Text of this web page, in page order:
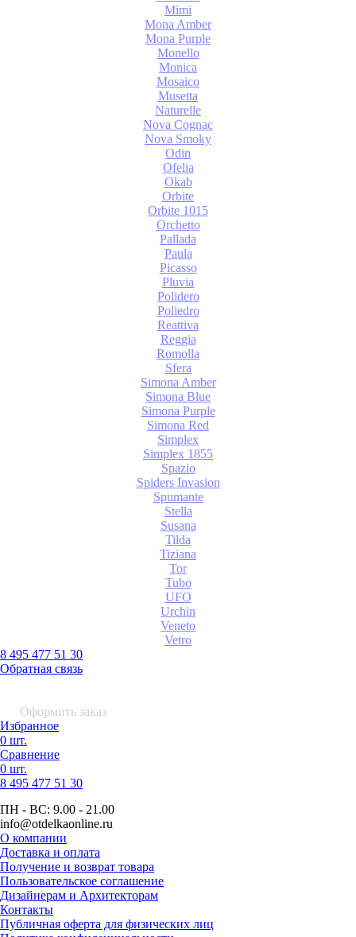
Mimi
Mona Amber
Mona Purple
Monello
Monica
Mosaico
Musetta
Naturelle
Nova Cognac
Nova Smoky
Odin
Ofelia
Okab
Orbite
Orbite 1015
Orchetto
Pallada
Paula
Picasso
Pluvia
Polidero
Poliedro
Reattiva
Reggia
Romolla
Sfera
Simona Amber
Simona Blue
Simona Purple
Simona Red
Simplex
Simplex 1855
Spazio
Spiders Invasion
Spumante
Stella
Susana
Tilda
Tiziana
Tor
Tubo
UFO
Urchin
Veneto
Vetro
8 495 477 51 30
Обратная связь
Оформить заказ
Избранное
0 шт.
Сравнение
0 шт.
8 495 477 51 30
ПН - ВС: 9.00 - 21.00
info@otdelkaonline.ru
О компании
Доставка и оплата
Получение и возврат товара
Пользовательское соглашение
Дизайнерам и Архитекторам
Контакты
Публичная оферта для физических лиц